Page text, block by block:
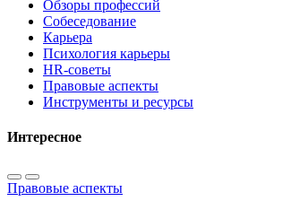
Обзоры профессий
Собеседование
Карьера
Психология карьеры
HR-советы
Правовые аспекты
Инструменты и ресурсы
Интересное
Правовые аспекты